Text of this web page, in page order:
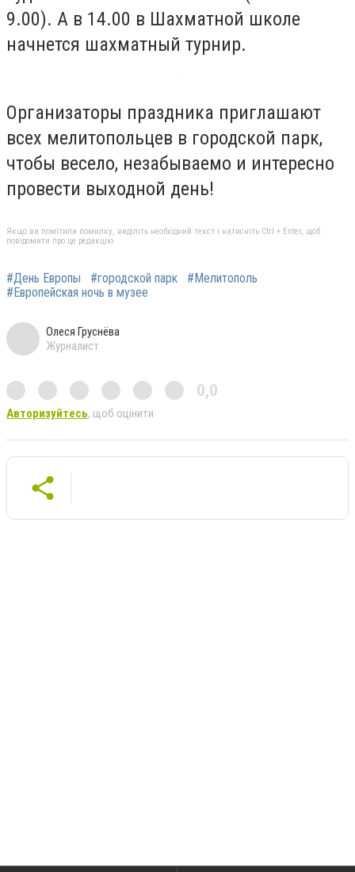
9.00). А в 14.00 в Шахматной школе
начнется шахматный турнир.
Организаторы праздника приглашают
всех мелитопольцев в городской парк,
чтобы весело, незабываемо и интересно
провести выходной день!
Якщо ви помітили помилку, виділіть необхідний текст і натисніть Ctrl + Enter, щоб
повідомити про це редакцію
#День Европы #городской парк
#Мелитополь
#Европейская ночь в музее
Олеся Груснёва
Журналист
0,0
Авторизуйтесь, щоб оцінити